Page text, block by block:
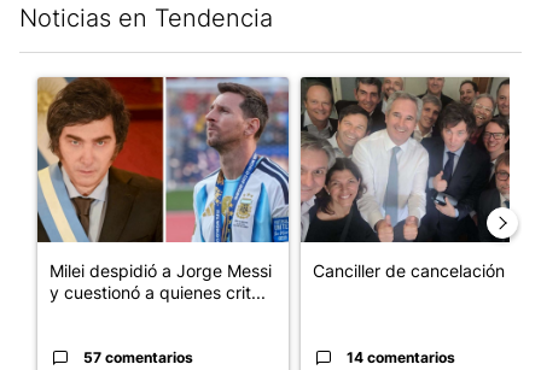
Noticias en Tendencia
Un artículo de tendencia con el título "Milei despidió a Jorge
Milei despidió a Jorge Messi
y cuestionó a quienes crit...
57 comentarios
Un artículo de tendencia con
Canciller de cancelación
14 comentarios